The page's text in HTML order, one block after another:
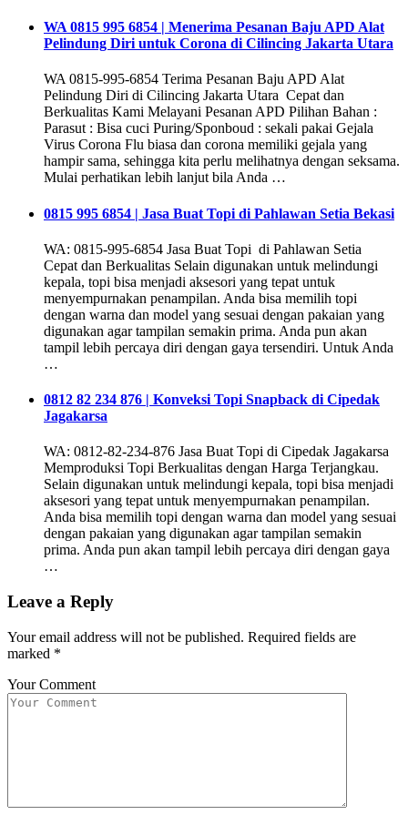
WA 0815 995 6854 | Menerima Pesanan Baju APD Alat
Pelindung Diri untuk Corona di Cilincing Jakarta Utara
WA 0815-995-6854 Terima Pesanan Baju APD Alat
Pelindung Diri di Cilincing Jakarta Utara Cepat dan
Berkualitas Kami Melayani Pesanan APD Pilihan Bahan :
Parasut : Bisa cuci Puring/Sponboud : sekali pakai Gejala
Virus Corona Flu biasa dan corona memiliki gejala yang
hampir sama, sehingga kita perlu melihatnya dengan seksama.
Mulai perhatikan lebih lanjut bila Anda …
0815 995 6854 | Jasa Buat Topi di Pahlawan Setia Bekasi
WA: 0815-995-6854 Jasa Buat Topi di Pahlawan Setia
Cepat dan Berkualitas Selain digunakan untuk melindungi
kepala, topi bisa menjadi aksesori yang tepat untuk
menyempurnakan penampilan. Anda bisa memilih topi
dengan warna dan model yang sesuai dengan pakaian yang
digunakan agar tampilan semakin prima. Anda pun akan
tampil lebih percaya diri dengan gaya tersendiri. Untuk Anda
…
0812 82 234 876 | Konveksi Topi Snapback di Cipedak
Jagakarsa
WA: 0812-82-234-876 Jasa Buat Topi di Cipedak Jagakarsa
Memproduksi Topi Berkualitas dengan Harga Terjangkau.
Selain digunakan untuk melindungi kepala, topi bisa menjadi
aksesori yang tepat untuk menyempurnakan penampilan.
Anda bisa memilih topi dengan warna dan model yang sesuai
dengan pakaian yang digunakan agar tampilan semakin
prima. Anda pun akan tampil lebih percaya diri dengan gaya
…
Leave a Reply
Your email address will not be published. Required fields are
marked *
Your Comment